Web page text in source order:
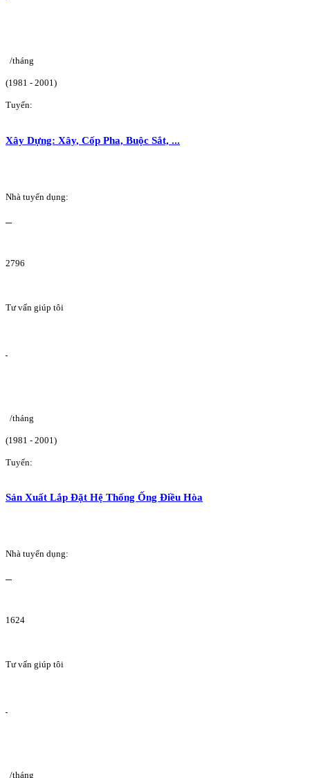
/tháng
(1981 - 2001)
Tuyển:
Xây Dựng: Xây, Cốp Pha, Buộc Sắt, ...
Nhà tuyển dụng:
2796
Tư vấn giúp tôi
/tháng
(1981 - 2001)
Tuyển:
Sản Xuất Lắp Đặt Hệ Thống Ống Điều Hòa
Nhà tuyển dụng:
1624
Tư vấn giúp tôi
/tháng